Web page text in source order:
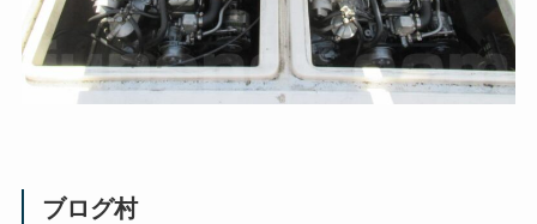
ブログ村